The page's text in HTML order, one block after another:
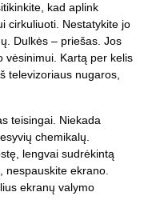
kad aplink
cirkuliuoti. Nestatykite jo
Dulkės – priešas. Jos
vėsinimui. Kartą per kelis
televizoriaus nugaros,
teisingai. Niekada
chemikalų.
lengvai sudrėkintą
nespauskite ekrano.
ekranų valymo